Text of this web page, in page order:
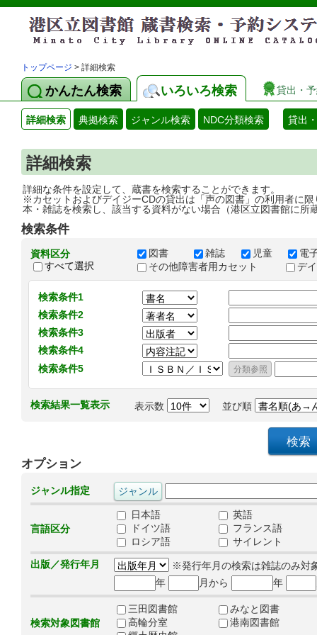
トップページ > 詳細検索
かんたん検索 いろいろ検索 貸出・
詳細検索 典拠検索 ジャンル検索 NDC分類検索 貸出
詳細検索
詳細な条件を設定して、蔵書を検索することができます。
※カセットおよびデイジーCDの貸出は「声の図書」の利用者に限
本・雑誌を検索し、該当する資料がない場合（港区立図書館に所
検索条件
資料区分
すべて選択
図書 雑誌 児童
電
その他障害者用カセット
デ
検索条件1
検索条件2
検索条件3
検索条件4
検索条件5
検索結果一覧表示 表示数 並び順
オプション
ジャンル指定
言語区分
日本語
英語
ドイツ語
フランス語
ロシア語
サイレント
出版／発行年月
※発行年月の検索は雑誌のみ対
年
月から 年
検索対象図書館
三田図書館
みなと図書
高輪分室
港南図書館